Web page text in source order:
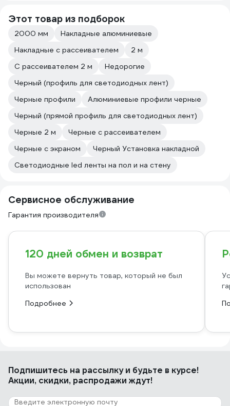
Этот товар из подборок
2000 мм
Накладные алюминиевые
Накладные с рассеивателем
2 м
С рассеивателем 2 м
Недорогие
Черный (профиль для светодиодных лент)
Черные профили
Алюминиевые профили черные
Черный (прямой профиль для светодиодных лент)
Черные 2 м
Черные с рассеивателем
Черные с экраном
Черный Установка накладной
Светодиодные led ленты на пол и на стену
Сервисное обслуживание
Гарантия производителя
120 дней обмен и возврат
Вы можете вернуть товар, который не был
использован
Подробнее
Подпишитесь на рассылкуи будьте в курсе!
Акции, скидки, распродажи ждут!